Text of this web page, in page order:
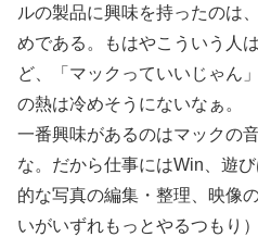
ルの製品に興味を持ったのは
めである。もはやこういう人
ど、「マックっていいじゃん
の熱は冷めそうにないなぁ。
一番興味があるのはマックの
な。だから仕事にはWin、遊
的な写真の編集・整理、映像
いがいずれもっとやるつもり